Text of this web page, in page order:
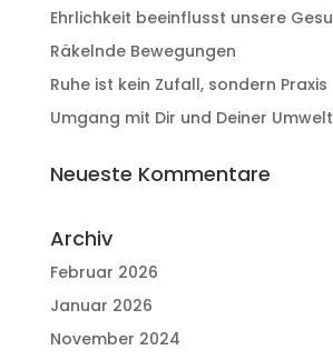
Ehrlichkeit beeinflusst unsere
Räkelnde Bewegungen
Ruhe ist kein Zufall, sondern Praxis
Umgang mit Dir und Deiner Umwelt
Neueste Kommentare
Archiv
Februar 2026
Januar 2026
November 2024